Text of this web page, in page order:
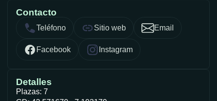
Contacto
Teléfono Sitio web Email
Facebook Instagram
Detalles
Plazas: 7